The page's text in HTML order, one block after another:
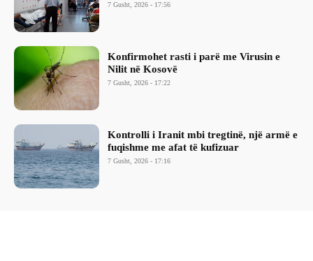
7 Gusht, 2026 - 17:56
Konfirmohet rasti i parë me Virusin e
Nilit në Kosovë
7 Gusht, 2026 - 17:22
Kontrolli i Iranit mbi tregtinë, një armë e
fuqishme me afat të kufizuar
7 Gusht, 2026 - 17:16